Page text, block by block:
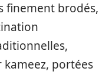
finement brodés,
kameez, portées